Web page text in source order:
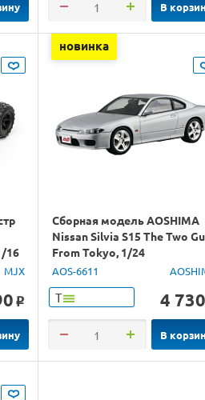
В
16
MJX
o
новинка
Сборная модель AOSHIMA
Nissan Silvia S15 The Two
From Tokyo, 1/24
AOS-6611
Т 4 730
В